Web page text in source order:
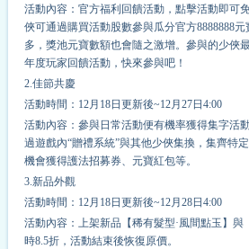
活動內容：官方福利回饋活動，點擊活動即可
俠可通過購買活動股數參與瓜分官方8888888
多，獎池元寶數額也會隨之激增。參與的少俠
年度玩家回饋活動，快來參與吧！
2.佳節共慶
活動時間：12月18日更新後~12月27日4:00
活動內容：參與日常活動便有機率獲得集字活
過遊戲內“贈禮系統”與其他少俠集換，集齊特
機會獲得護法招募券、元寶紅包等。
3.新品外觀
活動時間：12月18日更新後~12月28日4:00
活動內容：上架新品【稀有髮型·風間點玉】與
時8.5折，活動結束後恢復原價。